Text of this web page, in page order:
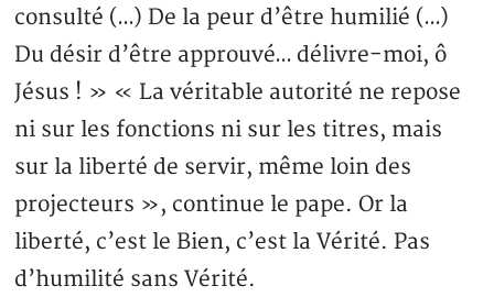
consulté (…) De la peur d’être humilié (…)
Du désir d’être approuvé… délivre-moi, ô
Jésus ! » « La véritable autorité ne repose
ni sur les fonctions ni sur les titres, mais
sur la liberté de servir, même loin des
projecteurs », continue le pape. Or la
liberté, c’est le Bien, c’est la Vérité. Pas
d’humilité sans Vérité.